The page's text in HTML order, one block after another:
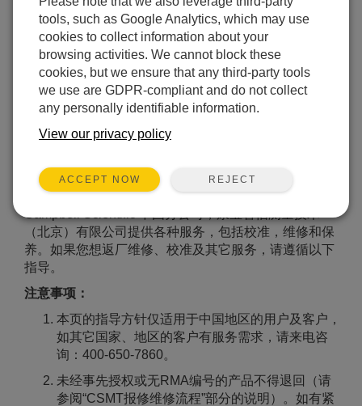
Campbell Scientific 中国分公司，康宝智信测量技术
（北京）有限公司提供各种服务，包括校准，维修和保
养。如果您想返厂维修、校准及其它服务，请遵循以下
指导。
注意事项：
本页的指导方针仅适用于中国地区的用户及客户，
如其它国家、地区的客户有服务需求，请来电咨
询：400-650-7860。
未经事先授权或无RMA编号的产品不得退回（请
参阅“CSMT报修维修流程”部分的说明）。如有紧
tools, such as Google Analytics, which may use
cookies to collect information about your
browsing activities. We cannot block these
cookies, but we ensure that any third-party tools
we use are GDPR-compliant and do not collect
any personally identifiable information.
View our privacy policy
ACCEPT NOW REJECT